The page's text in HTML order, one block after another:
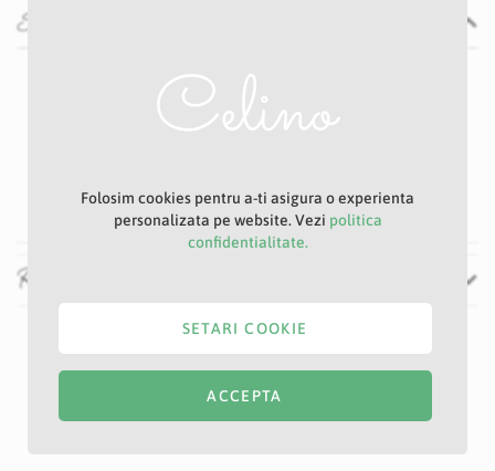
Specificatii
64 cm
Recenzii
Folosim cookies pentru a-ti asigura o experienta
personalizata pe website. Vezi politica
confidentialitate.
ACCEPTA
SETARI COOKIE